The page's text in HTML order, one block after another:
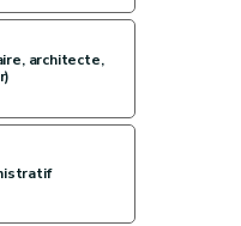
architecte,